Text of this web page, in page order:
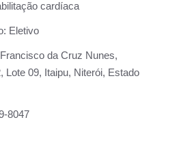
cardíaca
Eletivo
da Cruz Nunes,
Lote 09, Itaipu, Niterói, Estado
8047